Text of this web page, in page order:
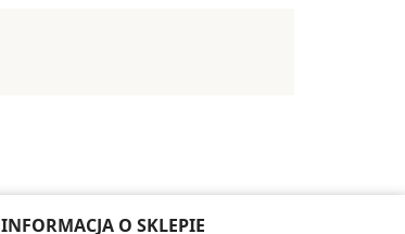
INFORMACJA O SKLEPIE